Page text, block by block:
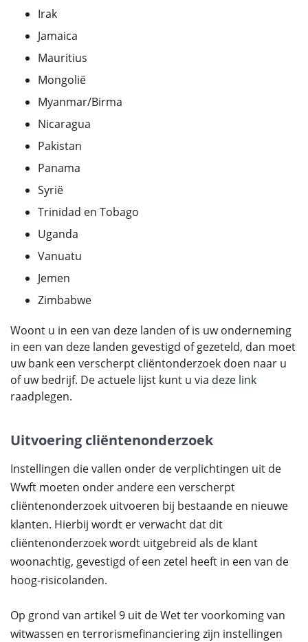
Irak
Jamaica
Mauritius
Mongolië
Myanmar/Birma
Nicaragua
Pakistan
Panama
Syrië
Trinidad en Tobago
Uganda
Vanuatu
Jemen
Zimbabwe
Woont u in een van deze landen of is uw onderneming
in een van deze landen gevestigd of gezeteld, dan moet
uw bank een verscherpt cliëntonderzoek doen naar u
of uw bedrijf. De actuele lijst kunt u via deze link
raadplegen.
Uitvoering cliëntenonderzoek
Instellingen die vallen onder de verplichtingen uit de
Wwft moeten onder andere een verscherpt
cliëntenonderzoek uitvoeren bij bestaande en nieuwe
klanten. Hierbij wordt er verwacht dat dit
cliëntenonderzoek wordt uitgebreid als de klant
woonachtig, gevestigd of een zetel heeft in een van de
hoog-risicolanden.
Op grond van artikel 9 uit de Wet ter voorkoming van
witwassen en terrorismefinanciering zijn instellingen